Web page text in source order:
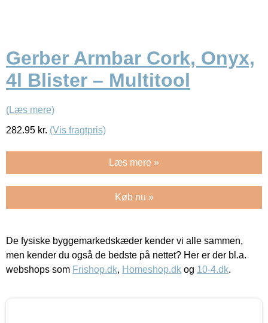
Gerber Armbar Cork, Onyx,
4l Blister – Multitool
(Læs mere)
282.95 kr. (Vis fragtpris)
Læs mere »
Køb nu »
De fysiske byggemarkedskæder kender vi alle sammen,
men kender du også de bedste på nettet? Her er der bl.a.
webshops som Frishop.dk, Homeshop.dk og 10-4.dk.